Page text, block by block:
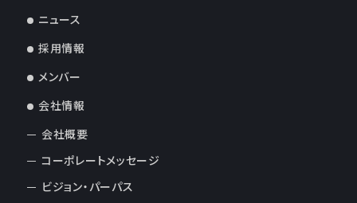
ニュース
採用情報
メンバー
会社情報
会社概要
コーポレートメッセージ
ビジョン・パーパス